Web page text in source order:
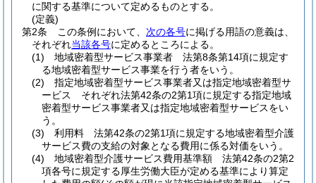
に関する基準について定めるものとする。
(定義)
第2条
この条例において、 次の各号に掲げる用語の意義は、
それぞれ当該各号に定めるところによる。
(1)
地域密着型サービス事業者 法第8条第14項に規定す
る地域密着型サービス事業を行う者をいう。
(2)
指定地域密着型サービス事業者又は指定地域密着型サ
ービス それぞれ法第42条の2第1項に規定する指定地域
密着型サービス事業者又は指定地域密着型サービスをい
う。
(3)
利用料 法第42条の2第1項に規定する地域密着型介護
サービス費の支給の対象となる費用に係る対価をいう。
(4)
地域密着型介護サービス費用基準額 法第42条の2第2
項各号に規定する厚生労働大臣が定める基準により算定